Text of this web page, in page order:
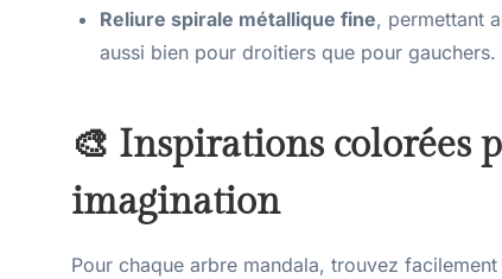
Reliure spirale métallique fine, permettant
aussi bien pour droitiers que pour gauchers.
🎨 Inspirations colorées
imagination
Pour chaque arbre mandala, trouvez